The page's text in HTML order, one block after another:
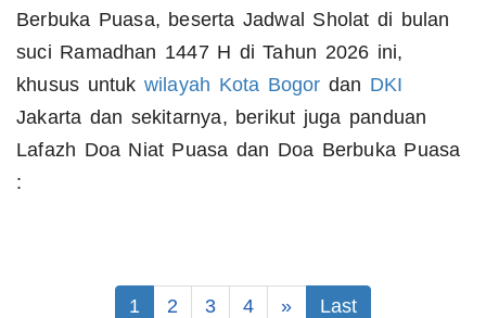
Berbuka Puasa, beserta Jadwal Sholat di bulan
suci Ramadhan 1447 H di Tahun 2026 ini,
khusus untuk wilayah Kota Bogor dan DKI
Jakarta dan sekitarnya, berikut juga panduan
Lafazh Doa Niat Puasa dan Doa Berbuka Puasa
:
1 2 3 4 » Last